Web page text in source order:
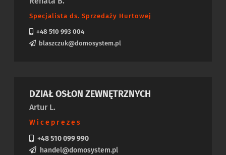
Specjalista ds. Sprzedaży Hurtowej
+48 510 993 004
blaszczuk@domosystem.pl
DZIAŁ OSŁON ZEWNĘTRZNYCH
Artur L.
Wiceprezes
+48 510 099 990
handel@domosystem.pl